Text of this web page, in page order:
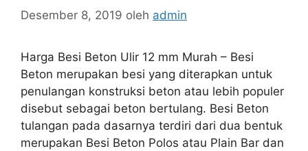
Desember 8, 2019 oleh admin
Harga Besi Beton Ulir 12 mm Murah – Besi
Beton merupakan besi yang diterapkan untuk
penulangan konstruksi beton atau lebih populer
disebut sebagai beton bertulang. Besi Beton
tulangan pada dasarnya terdiri dari dua bentuk
merupakan Besi Beton Polos atau Plain Bar dan